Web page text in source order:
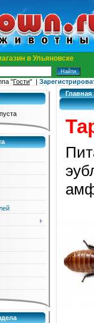
в Ульяновске
"Гости" |
Главная